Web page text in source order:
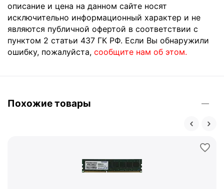
описание и цена на данном сайте носят
исключительно информационный характер и не
являются публичной офертой в соответствии с
пунктом 2 статьи 437 ГК РФ. Если Вы обнаружили
ошибку, пожалуйста, сообщите нам об этом.
Похожие товары